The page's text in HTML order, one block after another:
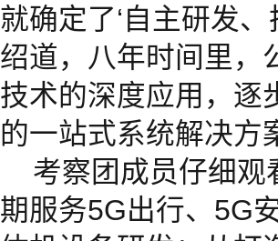
就确定了‘自主研发
绍道，八年时间里，
技术的深度应用，逐
的一站式系统解决方
考察团成员仔细
期服务5G出行、5G